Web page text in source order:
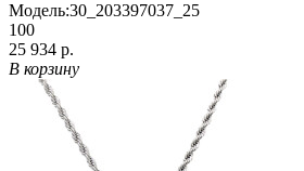
Модель:30_203397037_25
100
25 934 р.
В корзину